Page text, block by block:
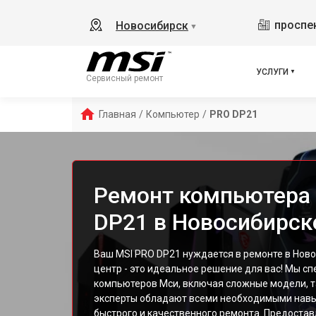
Новосибирск ▼
Сервисный ремонт
УСЛУГИ
Главная / Компьютер / PRO DP21
Ремонт компьютера
DP21 в
Ваш MSI PRO DP21 нуждается в ремонте в
центр - это идеальное решение для вас! Мы
компьютеров Мси, включая сложные модели,
эксперты обладают всеми необходимыми
быстрого и качественного ремонта.